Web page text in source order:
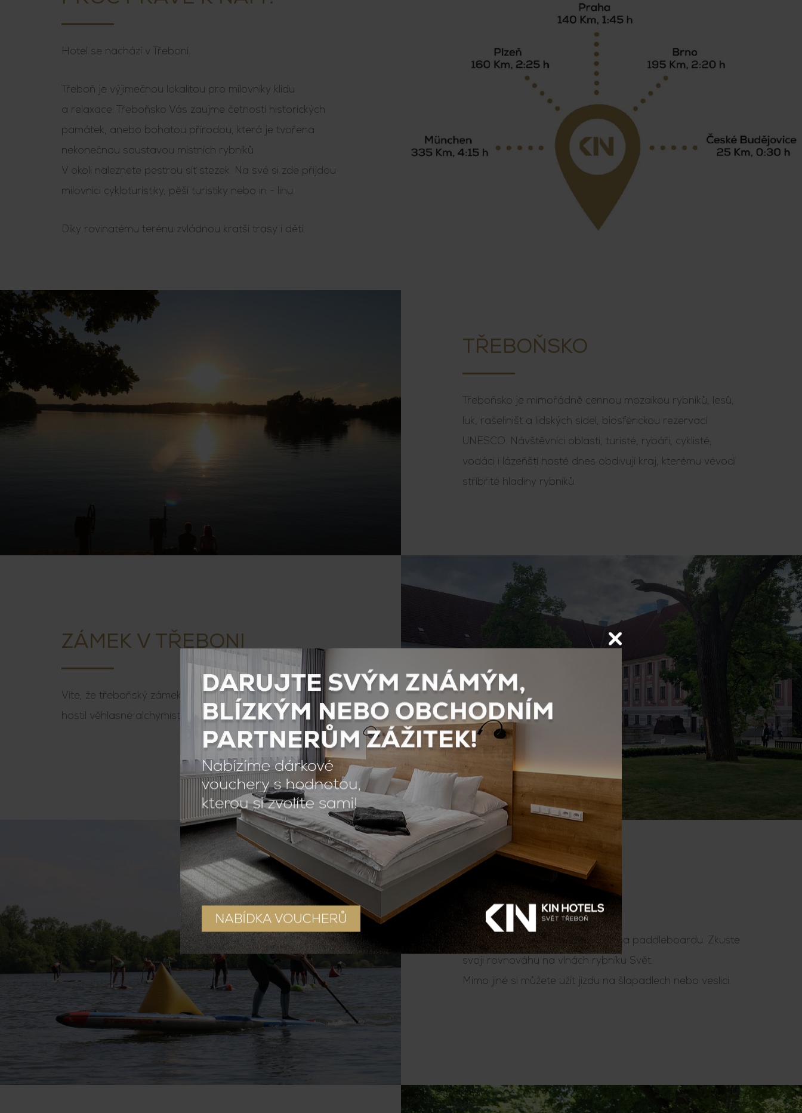
Hotel se nachází v Třeboni.
Třeboň je výjimečnou lokalitou pro milovníky klidu
a relaxace. Třeboňsko Vás zaujme četností historických
památek, anebo bohatou přírodou, která je tvořena
nekonečnou soustavou místních rybníků.
V okolí naleznete pestrou síť stezek. Na své si zde přijdou
milovníci cykloturistiky, pěší turistiky nebo in - linu.
Díky rovinatému terénu zvládnou kratší trasy i děti.
TŘEBOŇSKO
Třeboňsko je mimořádně cennou mozaikou rybníků, lesů,
luk, rašelinišť a lidských sídel, biosférickou rezervací
UNESCO. Návštěvníci oblasti, turisté, rybáři, cyklisté,
vodáci i lázeňští hosté dnes obdivují kraj, kterému vévodí
stříbřité hladiny rybníků.
ZÁMEK V TŘEBONI
Víte, že třeboňský zámek v době posledních Rožmberků
hostil věhlasné alchymisty z celé Evropy?
VODNÍ SPORTY
Hitem posledních sezón je jízda na paddleboardu. Zkuste
svoji rovnováhu na vlnách rybníku Svět.
Mimo jiné si můžete užít jízdu na šlapadlech nebo veslici.